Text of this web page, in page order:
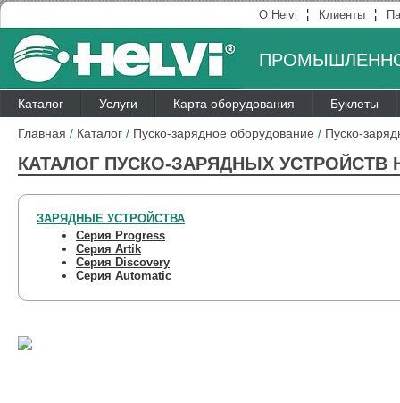
О Helvi ¦ Клиенты ¦
Каталог Услуги Карта оборудования Буклеты
Главная / Каталог / Пуско-зарядное оборудование / Пуско-
КАТАЛОГ ПУСКО-ЗАРЯДНЫХ УСТРОЙСТВ
ЗАРЯДНЫЕ УСТРОЙСТВА
Серия Progress
Серия Artik
Серия Discovery
Серия Automatic